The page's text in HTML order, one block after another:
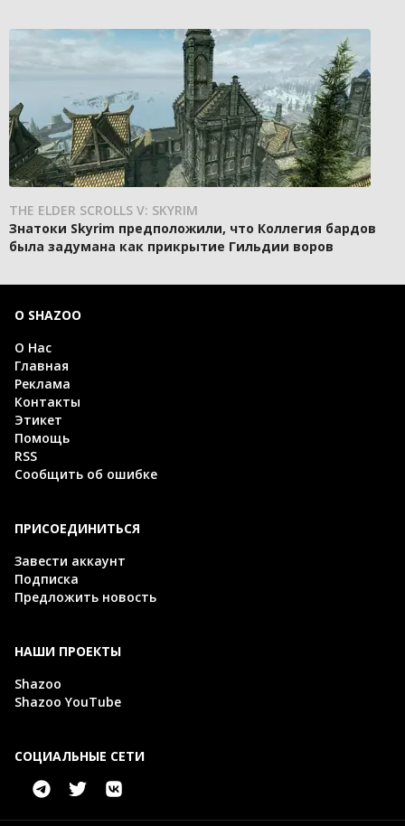
THE ELDER SCROLLS V: SKYRIM
Знатоки Skyrim предположили, что Коллегия бардов
была задумана как прикрытие Гильдии воров
О SHAZOO
О Нас
Главная
Реклама
Контакты
Этикет
Помощь
RSS
Сообщить об ошибке
ПРИСОЕДИНИТЬСЯ
Завести аккаунт
Подписка
Предложить новость
НАШИ ПРОЕКТЫ
Shazoo
Shazoo YouTube
СОЦИАЛЬНЫЕ СЕТИ